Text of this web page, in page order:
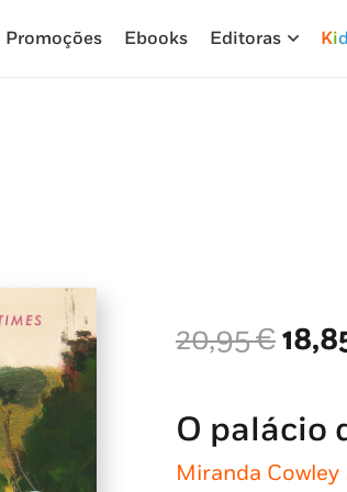
Promoções Ebooks Editoras Kid
20,95€O
preço
era:
O palácio
Miranda Cowley